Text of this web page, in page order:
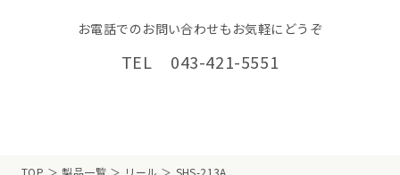
お電話でのお問い合わせもお気軽にどうぞ
TEL 043-421-5551
TOP 製品一覧 リール SHS-213A